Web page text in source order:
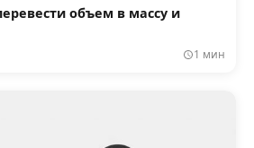
объем в массу и
1 мин